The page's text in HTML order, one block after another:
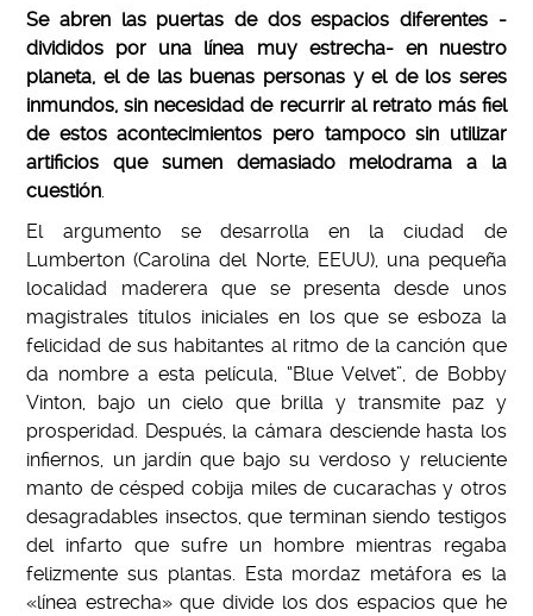
Se abren las puertas de dos espacios diferentes -
divididos por una línea muy estrecha- en nuestro
planeta, el de las buenas personas y el de los seres
inmundos, sin necesidad de recurrir al retrato más fiel
de estos acontecimientos pero tampoco sin utilizar
artificios que sumen demasiado melodrama a la
cuestión.
El argumento se desarrolla en la ciudad de
Lumberton (Carolina del Norte, EEUU), una pequeña
localidad maderera que se presenta desde unos
magistrales títulos iniciales en los que se esboza la
felicidad de sus habitantes al ritmo de la canción que
da nombre a esta película, “Blue Velvet”, de Bobby
Vinton, bajo un cielo que brilla y transmite paz y
prosperidad. Después, la cámara desciende hasta los
infiernos, un jardín que bajo su verdoso y reluciente
manto de césped cobija miles de cucarachas y otros
desagradables insectos, que terminan siendo testigos
del infarto que sufre un hombre mientras regaba
felizmente sus plantas. Esta mordaz metáfora es la
«línea estrecha» que divide los dos espacios que he